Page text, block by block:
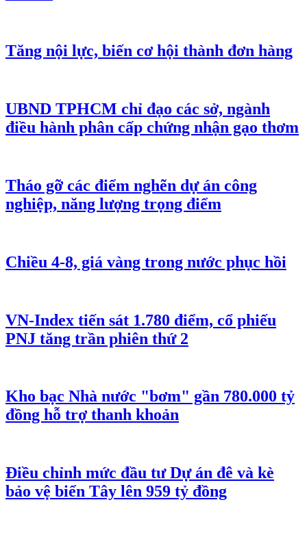
Tăng nội lực, biến cơ hội thành đơn hàng
UBND TPHCM chỉ đạo các sở, ngành
điều hành phân cấp chứng nhận gạo thơm
Tháo gỡ các điểm nghẽn dự án công
nghiệp, năng lượng trọng điểm
Chiều 4-8, giá vàng trong nước phục hồi
VN-Index tiến sát 1.780 điểm, cổ phiếu
PNJ tăng trần phiên thứ 2
Kho bạc Nhà nước "bơm" gần 780.000 tỷ
đồng hỗ trợ thanh khoản
Điều chỉnh mức đầu tư Dự án đê và kè
bảo vệ biển Tây lên 959 tỷ đồng